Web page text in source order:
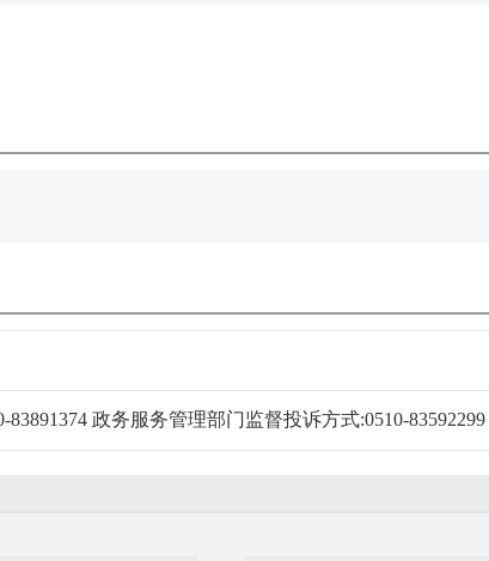
政务服务管理部门监督投诉方式:0510-83592299